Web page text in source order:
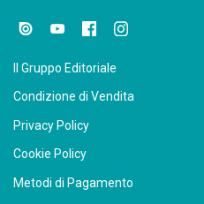
Il Gruppo Editoriale
Condizione di Vendita
Privacy Policy
Cookie Policy
Metodi di Pagamento